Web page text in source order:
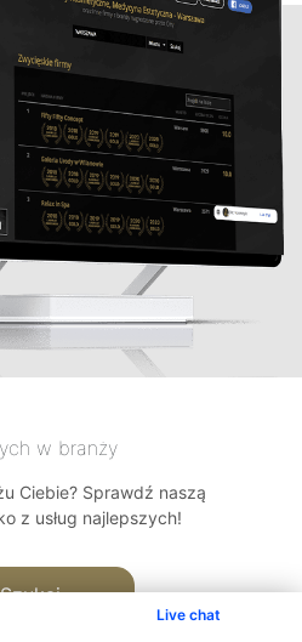
Live chat
w branży
Ciebie? Sprawdź naszą
z usług najlepszych!
Szukaj